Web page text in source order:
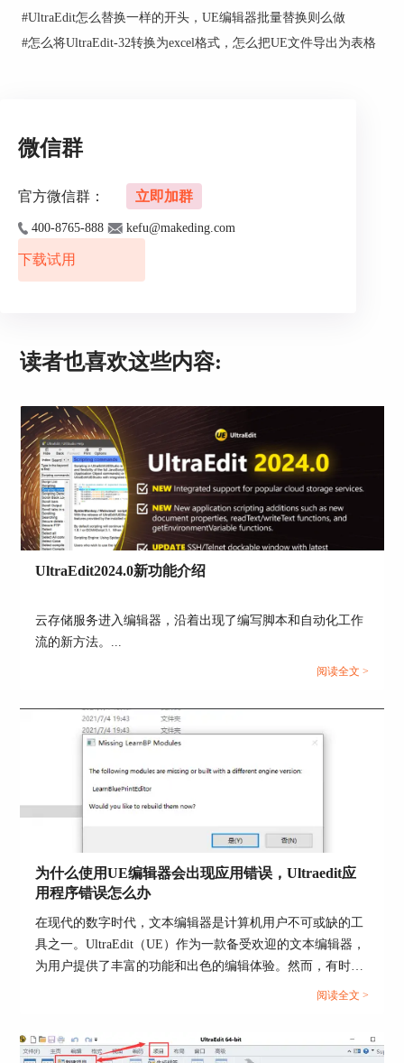
②.将文档拖动到软件内打开
日常使用中，我们也可以直接将文档拖动到软件
图3：将文档拖动到软件内打开
和第②步相似，将文档拖动到软件图标也能迅速通
所示。
图4：将文档拖到软件图标上打开
日常生活中，我们针对文档的编辑操作基本上都是
行编辑，也就是以行为单位，在水平方向上进行文
垂直方向上进行文字编辑。
下面小编将为大家介绍一下UltraEdit上的几个常用
①开启列模式
在进行列编辑之前，需要先开启软件的列模式。如
图5所示，依次点击菜单栏的“列”-“列模式”，即可
开启列模式。此时，工具栏上的“列”图标会高亮显
示（图5红圈标记）。
开启列模式后，可以在文档中将光标从上至下拉取
除剪切。
#UltraEdit怎么替换一样的开头，UE编辑器批量替换则么做
#怎么将UltraEdit-32转换为excel格式，怎么把UE文件导出为表格
微信群
官方微信群： 立即加群
400-8765-888 kefu@makeding.com
下载试用
读者也喜欢这些内容:
UltraEdit2024.0新功能介绍
云存储服务进入编辑器，沿着出现了编写脚本和自动化工作
流的新方法。...
阅读全文 >
为什么使用UE编辑器会出现应用错误，Ultraedit应
用程序错误怎么办
在现代的数字时代，文本编辑器是计算机用户不可或缺的工
具之一。UltraEdit（UE）作为一款备受欢迎的文本编辑器，
为用户提供了丰富的功能和出色的编辑体验。然而，有时用
户可能会遇到应用程序错误的问题，这不仅影响了工作效
们还将分享一些防止UE编辑器报错的实用技巧，以确保你的
阅读全文 >